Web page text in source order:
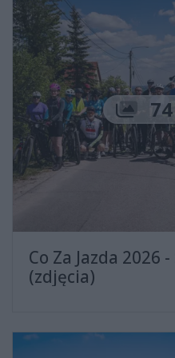
Co Za Jazda 2026
(zdjęcia)